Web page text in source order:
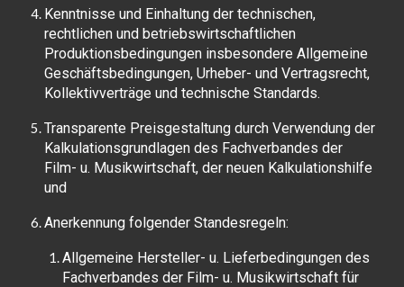
Kenntnisse und Einhaltung der technischen,
rechtlichen und betriebswirtschaftlichen
Produktionsbedingungen insbesondere Allgemeine
Geschäftsbedingungen, Urheber- und Vertragsrecht,
Kollektivverträge und technische Standards.
Transparente Preisgestaltung durch Verwendung der
Kalkulationsgrundlagen des Fachverbandes der
Film- u. Musikwirtschaft, derneuen Kalkulationshilfe
und
Anerkennung folgender Standesregeln:
Allgemeine Hersteller- u. Lieferbedingungen des
Fachverbandes der Film- u. Musikwirtschaft für